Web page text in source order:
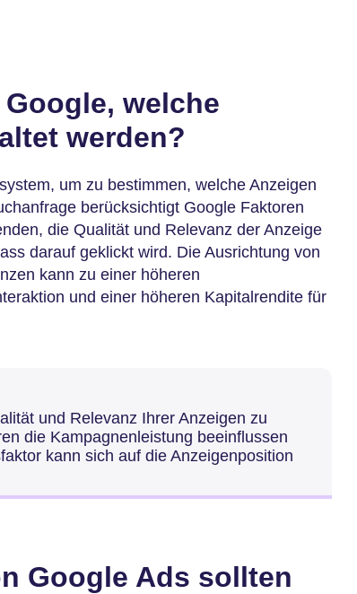
welche
werden?
um zu bestimmen, welche Anzeigen
berücksichtigt Google Faktoren
die Qualität und Relevanz der Anzeige
darauf geklickt wird. Die Ausrichtung von
kann zu einer höheren
und einer höheren Kapitalrendite für
und Relevanz Ihrer Anzeigen zu
die Kampagnenleistung beeinflussen
kann sich auf die Anzeigenposition
Google Ads sollten